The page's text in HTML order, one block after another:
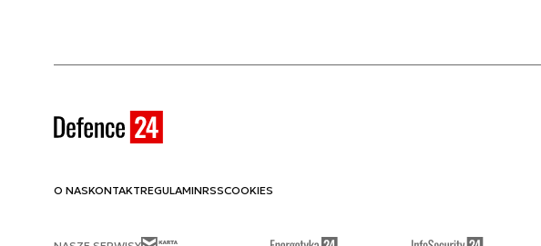
O NASKONTAKTREGULAMINRSSCOOKIES